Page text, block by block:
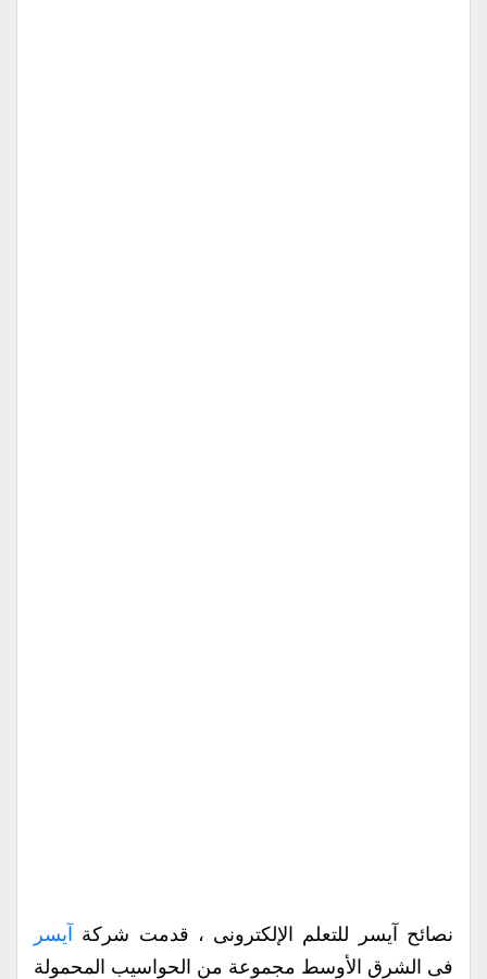
نصائح آيسر للتعلم الإلكترونى ، قدمت شركة آيسر
فى الشرق الأوسط مجموعة من الحواسيب المحمولة